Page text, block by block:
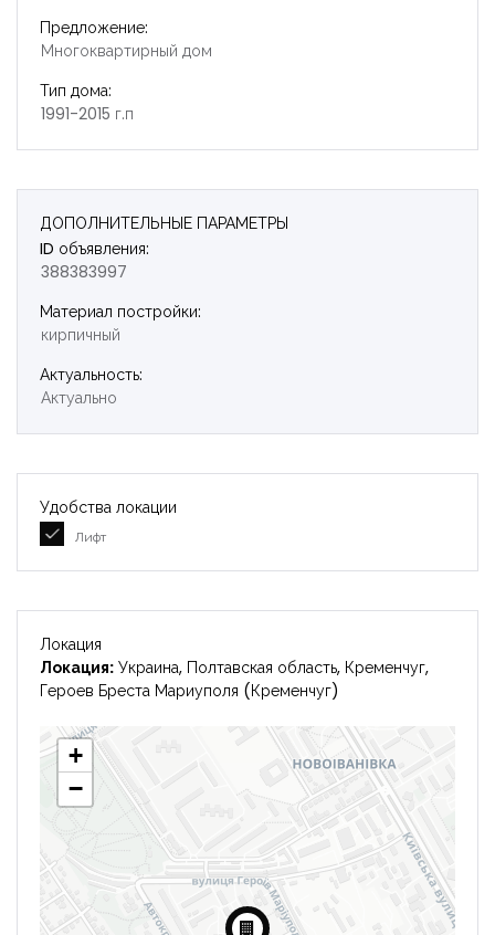
Предложение:
Многоквартирный дом
Тип дома:
1991-2015 г.п
ДОПОЛНИТЕЛЬНЫЕ ПАРАМЕТРЫ
ID объявления:
388383997
Материал постройки:
кирпичный
Актуальность:
Актуально
Удобства локации
Лифт
Локация
Локация: Украина, Полтавская область, Кременчуг,
Героев Бреста Мариуполя (Кременчуг)
+
−